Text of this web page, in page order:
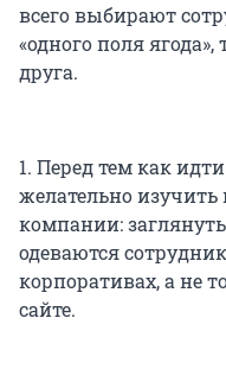
всего выбирают
«одного поля
друга.
1. Перед тем как
желательно
компании:
одеваются
корпоративах, а не
сайте.